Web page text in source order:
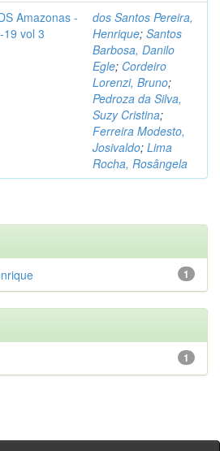
Amazonas -
19 vol 3
dos Santos Pereira,
Henrique; Santos
Barbosa, Danilo
Egle; Cordeiro
Lorenzi, Bruno;
Pedroza da Silva,
Suzy Cristina;
Ferreira Modesto,
Josivaldo; Lima
Rocha, Rosângela
1
1